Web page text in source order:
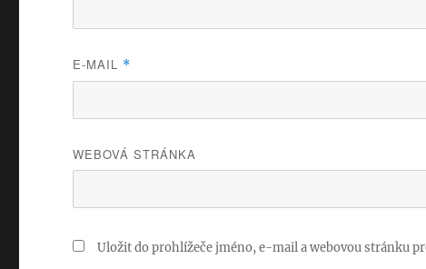
E-MAIL *
WEBOVÁ STRÁNKA
Uložit do prohlížeče jméno, e-mail a webovou stránku